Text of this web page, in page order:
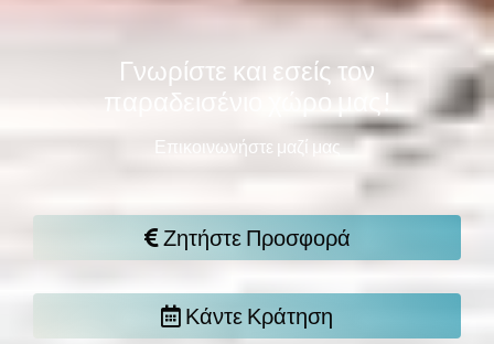
Γνωρίστε και εσείς τον
παραδεισένιο χώρο μας!
Επικοινωνήστε μαζί μας
Ζητήστε Προσφορά
Κάντε Κράτηση